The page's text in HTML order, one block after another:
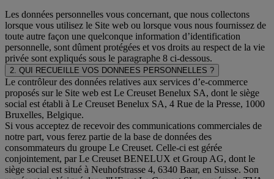
Les données personnelles vous concernant, que nous collectons
lorsque vous utilisez le Site web ou lorsque vous nous fournissez de
toute autre façon une quelconque information d’identification
personnelle, sont dûment protégées et vos droits au respect de la vie
privée sont expliqués sous le paragraphe 8 ci-dessous.
2. QUI RECUEILLE VOS DONNEES PERSONNELLES ?
Le contrôleur des données relatives aux services d’e-commerce
proposés sur le Site web est Le Creuset Benelux SA, dont le siège
social est établi à Le Creuset Benelux SA, 4 Rue de la Presse, 1000
Bruxelles, Belgique.
Si vous acceptez de recevoir des communications commerciales de
notre part, vous ferez partie de la base de données des
consommateurs du groupe Le Creuset. Celle-ci est gérée
conjointement, par Le Creuset BENELUX et Group AG, dont le
siège social est situé à Neuhofstrasse 4, 6340 Baar, en Suisse. Son